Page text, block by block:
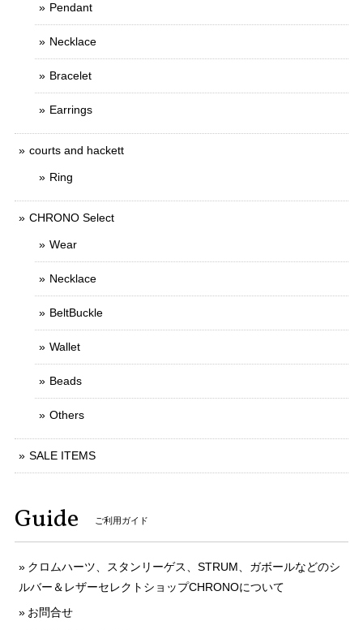
Pendant
Necklace
Bracelet
Earrings
courts and hackett
Ring
CHRONO Select
Wear
Necklace
BeltBuckle
Wallet
Beads
Others
SALE ITEMS
Guide ご利用ガイド
クロムハーツ、スタンリーゲス、STRUM、ガボールなどのシ
ルバー＆レザーセレクトショップCHRONOについて
お問合せ